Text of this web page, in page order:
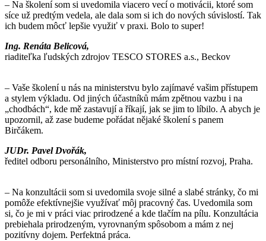
– Na školení som si uvedomila viacero vecí o motivácii, ktoré som
síce už predtým vedela, ale dala som si ich do nových súvislostí. Tak
ich budem môcť lepšie využiť v praxi. Bolo to super!
Ing. Renáta Belicová,
riaditeľka ľudských zdrojov TESCO STORES a.s., Beckov
– Vaše školení u nás na ministerstvu bylo zajímavé vašim přístupem
a stylem výkladu. Od jiných účastníků mám zpětnou vazbu i na
„chodbách“, kde mě zastavují a říkají, jak se jim to líbilo. A abych je
upozornil, až zase budeme pořádat nějaké školení s panem
Birčákem.
JUDr. Pavel Dvořák,
ředitel odboru personálního, Ministerstvo pro místní rozvoj, Praha.
– Na konzultácii som si uvedomila svoje silné a slabé stránky, čo mi
pomôže efektívnejšie využívať môj pracovný čas. Uvedomila som
si, čo je mi v práci viac prirodzené a kde tlačím na pílu. Konzultácia
prebiehala prirodzeným, vyrovnaným spôsobom a mám z nej
pozitívny dojem. Perfektná práca.